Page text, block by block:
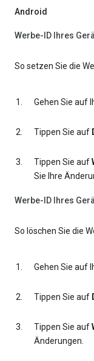
Android
Werbe-ID Ihres
So setzen Sie die
Gehen Sie auf
Tippen Sie auf
Tippen Sie auf
Sie Ihre
Werbe-ID Ihres
So löschen Sie die
Gehen Sie auf
Tippen Sie auf
Tippen Sie auf
Änderungen.